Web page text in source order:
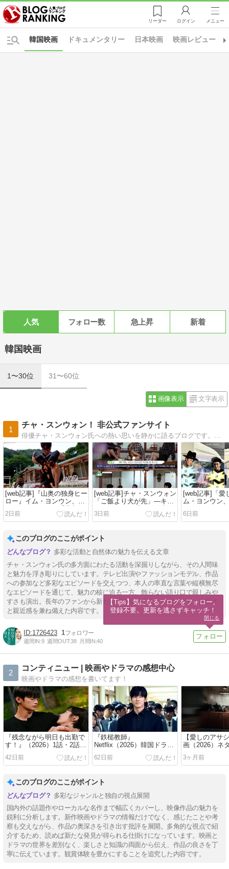
リーダー ログイン メニュー
ドキュメンタリー 日本映画 映画レビュー
韓国映画
人気 フォロー数 急上昇 新着
韓国映画
1〜30位 31〜60位
画像表示 文字表示
1
チャ・スンウォン！ 非公式ファンサイト
[web記事]『山奥の独身ヒー
ロー』イム・ヨンウン、チ
ャ・スンウォンの「北朝鮮
式タッコムタン」に「ここ
2日前
[web記事]チャ・スンウォン
「ご飯より犬が先」―キ
ム・ドフンが明かした責任
感
3日前
[web記事]「愛
ム・ヨンウン
ウォン・キム
影現場にコー
6日前
このブログのここがポイント
多彩な活動と自然体の魅力を伝える文章
チャ・スンウォン氏の多方面にわたる活動を深掘りしながら、その人間味
と魅力を浮き彫りにしています。テレビ出演やファッションモデル、作品
への参加など多彩なエピソードを交えつつ、本人の率直な言葉や縦横無尽
なエピソードを通じて、魅力の核に迫る一方、飾らない語り口で親しみや
すさも演出。長年のファンから新たな関心を持つ人まで楽しめる、奥深さ
と親近感を兼ね備えた内容です。
1726423 1
週間IN:9 週間OUT:38 月間IN:40
2
コンティニュー | 映画やドラマの感想中心
映画やドラマの感想を書いてます！
『残念ながら明日も出勤で
す！』（2026）1話・2話を
見た感想
42日前
『鉄槌教師』
Netflix（2026）韓国ドラマ
の感想（ネタバレあり）
62日前
【愛しのアサ
画（2026）ネ
3ヶ月前
このブログのここがポイント
多彩なジャンルと独自の視点展開
国内外の話題作やローカルな名作まで幅広くカバーし、映像作品の魅力を
鋭利に分析します。新作映画やドラマの情報だけでなく、感じたことや考
察も交えながら、作品の奥深さを引き出す批評を展開。多角的な視点で紹
介するため、読めば新たな発見が得られる仕掛けになっています。映画と
ドラマの世界を差別なく、楽しさと知識の両面から伝え、作品の良さを丁
寧に伝えています。観賞体験を豊かにすることを追究した内容です。
【Tips】気になるブログをフォロー。
登録不要。更新を逃さずキャッチ！
閉じる